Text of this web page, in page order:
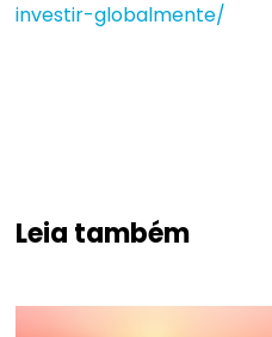
investir-globalmente/
Leia também